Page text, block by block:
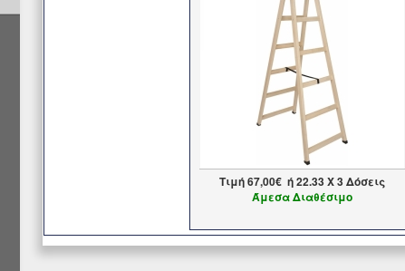
Τιμή67,00€ ή22.33X 3 Δόσεις
Άμεσα Διαθέσιμο